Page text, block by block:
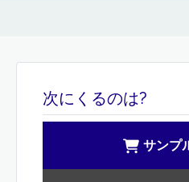
次にくるのは?
サンプ